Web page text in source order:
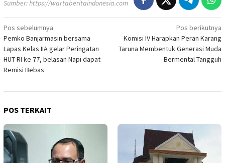
Sumber:https://wartaberitaindonesia.com
Navigasi
pos
Pos sebelumnya
Pemko Banjarmasin bersama
Lapas Kelas IIA gelar Peringatan
HUT RI ke 77, belasan Napi dapat
Remisi Bebas
Pos berikutnya
Komisi IV Harapkan Peran Karang
Taruna Membentuk Generasi Muda
Bermental Tangguh
POS TERKAIT